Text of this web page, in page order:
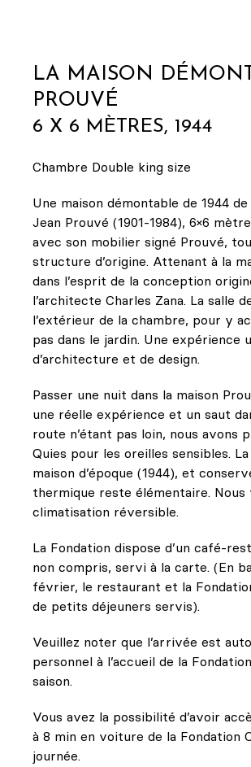
LA MAISON
PROUVÉ
6 X 6 MÈTRES, 1944
Chambre Double king size
Une maison démontable de 1944
Jean Prouvé (1901-1984), 6×6
avec son mobilier signé Prouvé, t
structure d’origine. Attenant à la
dans l’esprit de la conception
l’architecte Charles Zana. La salle
l’extérieur de la chambre, pour y
pas dans le jardin. Une expérience
d’architecture et de design.
Passer une nuit dans la maison
une réelle expérience et un saut
route n’étant pas loin, nous avons
Quies pour les oreilles sensibles.
maison d’époque (1944), et
thermique reste élémentaire. Nous
climatisation réversible.
La Fondation dispose d’un café-
non compris, servi à la carte. (En
février, le restaurant et la
de petits déjeuners servis).
Veuillez noter que l’arrivée est
personnel à l’accueil de la
saison.
Vous avez la possibilité d’avoir
à 8 min en voiture de la Fondation
journée.